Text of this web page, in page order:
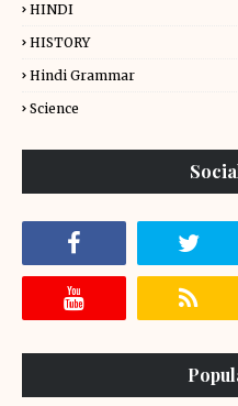
HINDI
HISTORY
Hindi Grammar
Science